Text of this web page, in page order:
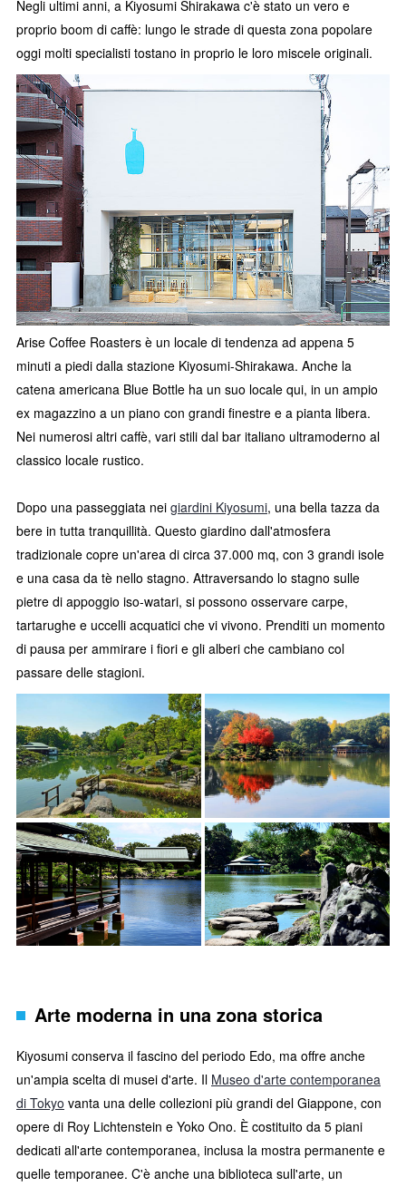
Negli ultimi anni, a Kiyosumi Shirakawa c'è stato un vero e
proprio boom di caffè: lungo le strade di questa zona popolare
oggi molti specialisti tostano in proprio le loro miscele originali.
Arise Coffee Roasters è un locale di tendenza ad appena 5
minuti a piedi dalla stazione Kiyosumi-Shirakawa. Anche la
catena americana Blue Bottle ha un suo locale qui, in un ampio
ex magazzino a un piano con grandi finestre e a pianta libera.
Nei numerosi altri caffè, vari stili dal bar italiano ultramoderno al
classico locale rustico.
Dopo una passeggiata nei giardini Kiyosumi, una bella tazza da
bere in tutta tranquillità. Questo giardino dall'atmosfera
tradizionale copre un'area di circa 37.000 mq, con 3 grandi isole
e una casa da tè nello stagno. Attraversando lo stagno sulle
pietre di appoggio iso-watari, si possono osservare carpe,
tartarughe e uccelli acquatici che vi vivono. Prenditi un momento
di pausa per ammirare i fiori e gli alberi che cambiano col
passare delle stagioni.
Arte moderna in una zona storica
Kiyosumi conserva il fascino del periodo Edo, ma offre anche
un'ampia scelta di musei d'arte. Il Museo d'arte contemporanea
di Tokyo vanta una delle collezioni più grandi del Giappone, con
opere di Roy Lichtenstein e Yoko Ono. È costituito da 5 piani
dedicati all'arte contemporanea, inclusa la mostra permanente e
quelle temporanee. C'è anche una biblioteca sull'arte, un